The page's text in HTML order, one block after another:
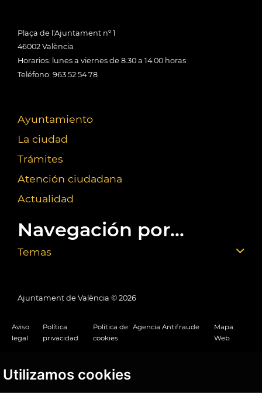
Utilizamos cookies
Plaça de l'Ajuntament nº 1
46002 València
Horarios: lunes a viernes de 8:30 a 14:00 horas
Teléfono: 963 52 54 78
Ayuntamiento
La ciudad
Trámites
Atención ciudadana
Actualidad
Navegación por...
Temas
Ajuntament de València © 2026
Aviso
legal
Política
privacidad
Política de
cookies
Agencia Antifraude
Mapa
Web